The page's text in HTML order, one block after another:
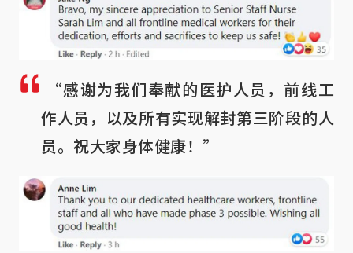
“感谢为我们奉献的医护人员，前线工
作人员，以及所有实现解封第三阶段的人
员。祝大家身体健康！”